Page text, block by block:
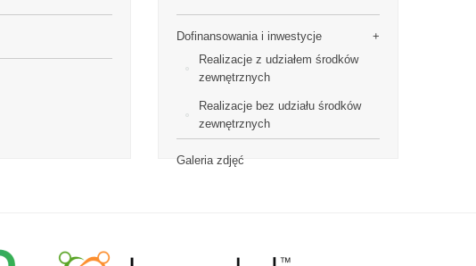
Dofinansowania i inwestycje
Realizacje z udziałem środków
zewnętrznych
Realizacje bez udziału środków
zewnętrznych
Galeria zdjęć